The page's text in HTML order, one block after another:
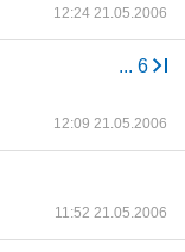
12:24 21.05.2006
... 6
12:09 21.05.2006
11:52 21.05.2006